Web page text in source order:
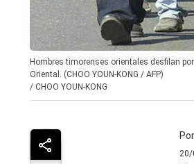
Hombres timorenses orientales desfilan
Oriental. (CHOO YOUN-KONG / AFP)
/ CHOO YOUN-KONG
Por
20/